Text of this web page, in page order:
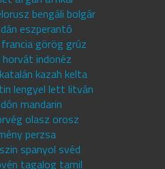
bengáli bolgár
eszperantó
görög grúz
horvát indonéz
kazah kelta
lengyel lett litván
mandarin
olasz orosz
perzsa
spanyol svéd
tagalog tamil